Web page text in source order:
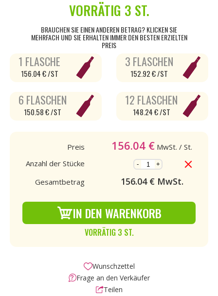
VORRÄTIG 3 ST.
BRAUCHEN SIE EINEN ANDEREN BETRAG? KLICKEN SIE
MEHRFACH UND SIE ERHALTEN IMMER DEN BESTEN ERZIELTEN
PREIS
1 FLASCHE
156.04 € /ST
3 FLASCHEN
152.92 € /ST
6 FLASCHEN
150.58 € /ST
12 FLASCHEN
148.24 € /ST
Preis 156.04 € MwSt. / St.
Anzahl der Stücke
- +
Gesamtbetrag 156.04€ MwSt.
IN DEN WARENKORB
VORRÄTIG 3 ST.
Wunschzettel
Frage an den Verkäufer
Teilen